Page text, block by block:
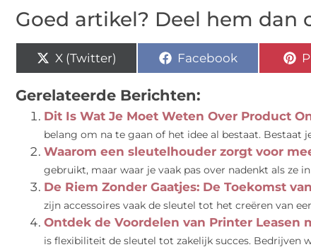
Goed artikel? Deel hem dan
X (Twitter) Facebook
Gerelateerde Berichten:
Dit Is Wat Je Moet Weten Over Product
belang om na te gaan of het idee al bestaat. Bestaat
Waarom een sleutelhouder zorgt voor
gebruikt, maar waar je vaak pas over nadenkt als ze
De Riem Zonder Gaatjes: De Toekomst
zijn accessoires vaak de sleutel tot het creëren van
Ontdek de Voordelen van Printer Leasen
is flexibiliteit de sleutel tot zakelijk succes. Bedrijven